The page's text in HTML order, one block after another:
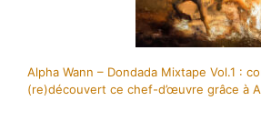
Alpha Wann – Dondada Mixtape Vol.1 :
(re)découvert ce chef-d’œuvre grâce à